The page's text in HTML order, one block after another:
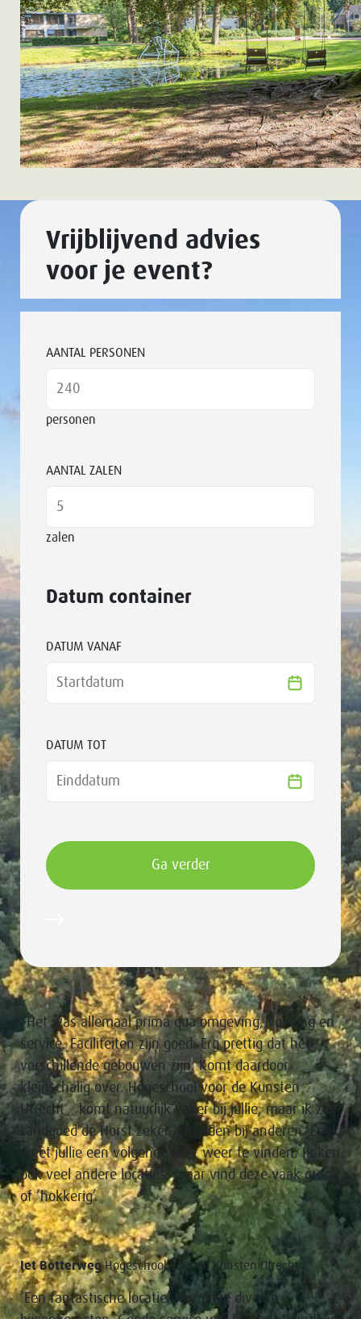
Vrijblijvend advies
voor je event?
AANTAL PERSONEN
personen
AANTAL ZALEN
zalen
Datum container
DATUM VANAF
DATUM TOT
“Het was allemaal prima qua omgeving, voeding en
service. Faciliteiten zijn goed. Erg prettig dat het
verschillende gebouwen zijn. Komt daardoor
kleinschalig over. Hogeschool voor de Kunsten
Utrecht komt natuurlijk vaker bij jullie, maar ik zal
Landgoed de Horst zeker aanraden bij anderen. En ik
weet jullie een volgende keer weer te vinden. Ik ken
ook veel andere locaties, maar vind deze vaak groot
of ‘hokkerig’.
Iet Botterweg Hogeschool voor de Kunsten Utrecht
‘Een fantastische locatie voor onze diverse